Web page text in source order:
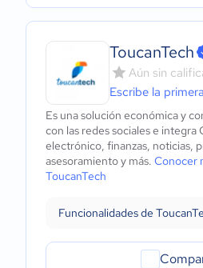
ToucanTech
Aún sin
Escribe la
Es una solución económica y
con las redes sociales e integra
electrónico, finanzas, noticias,
asesoramiento y más. Conocer
ToucanTech
Funcionalidades de